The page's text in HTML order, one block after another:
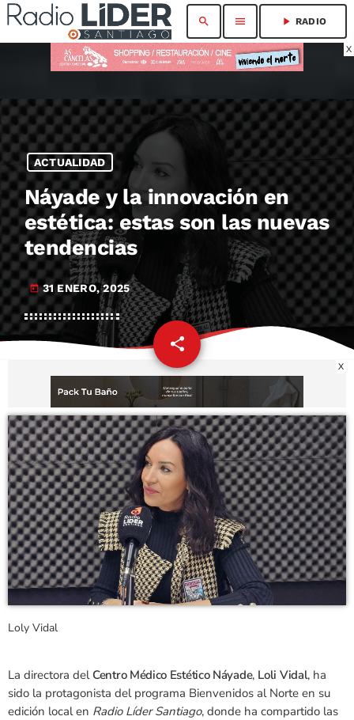
X
search menu play_arrow RADIO
ACTUALIDAD
Náyade y la innovación en
estética: estas son las nuevas
tendencias
today 31 ENERO, 2025
share
email
X
Loly Vidal
La directora del Centro Médico Estético Náyade, Loli Vidal, ha
sido la protagonista del programa Bienvenidos al Norte en su
edición local en Radio Líder Santiago, donde ha compartido las